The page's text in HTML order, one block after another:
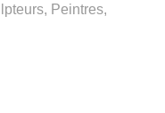
Peintres,